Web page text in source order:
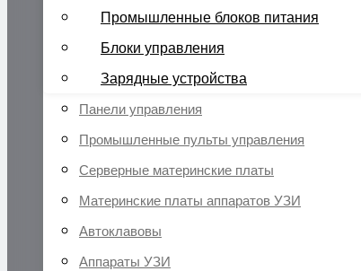
Промышленные блоков питания
Блоки управления
Зарядные устройства
Панели управления
Промышленные пульты управления
Серверные материнские платы
Материнские платы аппаратов УЗИ
Автоклавовы
Аппараты УЗИ